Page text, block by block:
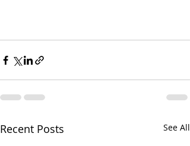
Recent Posts See All